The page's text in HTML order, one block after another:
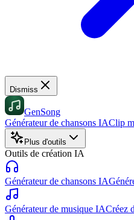
Dismiss
GenSong
Générateur de chansons IAClip
Plus d'outils
Outils de création IA
Générateur de chansons IA
Générateur de musique IACréez